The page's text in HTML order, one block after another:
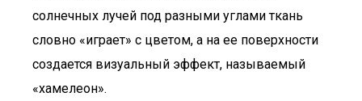
солнечных лучей под разными углами ткань
словно «играет» с цветом, а на ее поверхности
создается визуальный эффект, называемый
«хамелеон».